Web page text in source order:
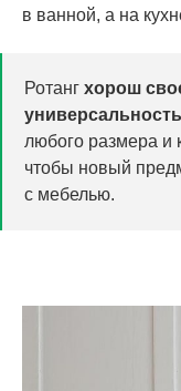
в ванной, а на
Ротанг хорош
любого размера и
чтобы новый
с мебелью.